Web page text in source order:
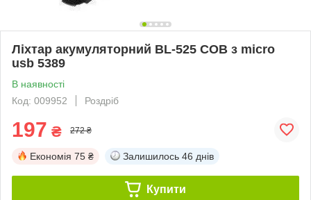
Ліхтар акумуляторний BL-525 COB з micro
usb 5389
В наявності
Код: 009952
Роздріб
197 ₴ 272 ₴
Економія 75 ₴ Залишилось 46 днів
Купити